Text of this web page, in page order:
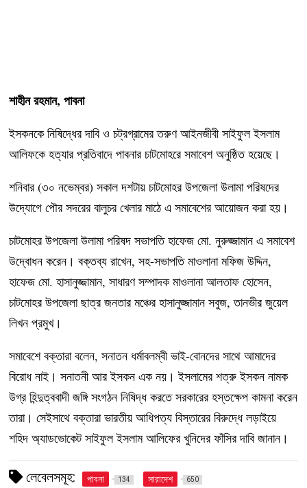
শাহীন রহমান, পাবনা
ইসকনকে নিষিদ্ধের দাবি ও চট্রগ্রামের তরুণ আইনজীবী সাইফুল ইসলাম
আলিফকে হত্যার প্রতিবাদে পাবনার চাটমোহরে সমাবেশ অনুষ্ঠিত হয়েছে।
শনিবার (৩০ নভেম্বর) সকাল দশটায় চাটমোহর উপজেলা উলামা পরিষদের
উদ্যোগে পৌর সদরের বালুচর খেলার মাঠে এ সমাবেশের আয়োজন করা হয়।
চাটমোহর উপজেলা উলামা পরিষদ সভাপতি হাফেজ মো. নুরুজ্জামান এ সমাবেশ
উদ্বোধন করেন। বক্তব্য রাখেন, সহ-সভাপতি মাওলানা মফিজ উদ্দিন,
হাফেজ মো. হাসানুজ্জামান, সাধারণ সম্পাদক মাওলানা আলতাফ হোসেন,
চাটমোহর উপজেলা ছাত্র জনতার মঞ্চের হাসানুজ্জামান সবুজ, তানভীর জুয়েল
লিখন প্রমুখ।
সমাবেশে বক্তারা বলেন, সনাতন ধর্মাবলম্বী ভাই-বোনদের সাথে আমাদের
বিরোধ নাই। সনাতনী আর ইসকন এক নয়। ইসলামের শত্রু ইসকন নামক
উগ্র হিন্দুত্ববাদী জঙ্গি সংগঠন নিষিদ্ধ করতে সরকারের হস্তক্ষেপ কামনা করেন
তারা। সেইসাথে বক্তারা ভারতীয় আধিপত্য বিস্তারের বিরুদ্ধে লড়াইয়ে
শহিদ অ্যাডভোকেট সাইফুল ইসলাম আলিফের খুনিদের ফাঁসির দাবি জানান।
লেবেলসমূহ: পাবনা 134 সারাদেশ 650